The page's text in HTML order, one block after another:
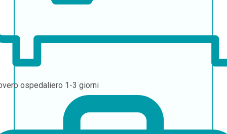
ospedaliero 1-3 giorni